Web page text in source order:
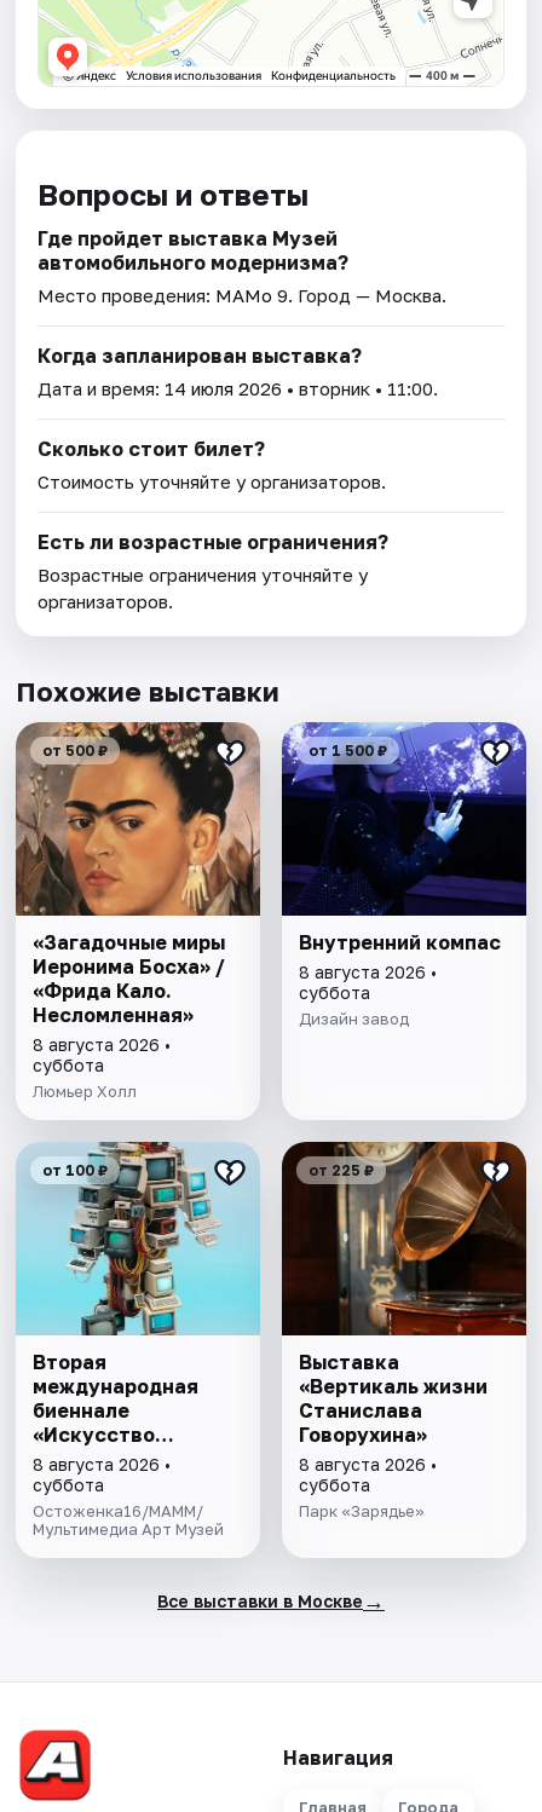
Вопросы и ответы
Где пройдет выставка Музей
автомобильного модернизма?
Место проведения: МАМо 9. Город — Москва.
Когда запланирован выставка?
Дата и время: 14 июля 2026 • вторник • 11:00.
Сколько стоит билет?
Стоимость уточняйте у организаторов.
Есть ли возрастные ограничения?
Возрастные ограничения уточняйте у
организаторов.
Похожие выставки
от 500 ₽
«Загадочные миры
Иеронима Босха» /
«Фрида Кало.
Несломленная»
8 августа 2026 •
суббота
Люмьер Холл
от 1 500 ₽
Внутренний компас
8 августа 2026 •
суббота
Дизайн завод
от 100 ₽
Вторая
международная
биеннале
«Искусство
будущего»
8 августа 2026 •
суббота
Остоженка16/МАММ/
Мультимедиа Арт Музей
от 225 ₽
Выставка
«Вертикаль жизни
Станислава
Говорухина»
8 августа 2026 •
суббота
Парк «Зарядье»
Все выставки в Москве →
Навигация
Главная Города